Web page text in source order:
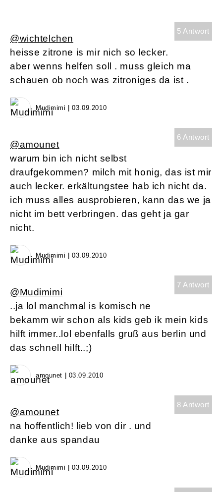
5 Antwort
@wichtelchen
heisse zitrone is mir nich so lecker.
aber wenns helfen soll . muss gleich ma
schauen ob noch was zitroniges da ist .
Mudimimi | 03.09.2010
6 Antwort
@amounet
warum bin ich nicht selbst
draufgekommen? milch mit honig, das ist mir
auch lecker. erkältungstee hab ich nicht da.
ich muss alles ausprobieren, kann das we ja
nicht im bett verbringen. das geht ja gar
nicht.
Mudimimi | 03.09.2010
7 Antwort
@Mudimimi
..ja lol manchmal is komisch ne
bekamm wir schon als kids geb ik mein kids
hilft immer..lol ebenfalls gruß aus berlin und
das schnell hilft..;)
amounet | 03.09.2010
8 Antwort
@amounet
na hoffentlich! lieb von dir . und
danke aus spandau
Mudimimi | 03.09.2010